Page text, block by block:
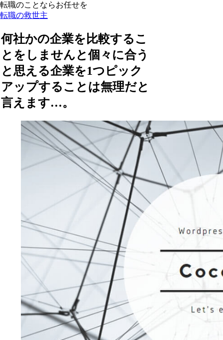
転職のことならお任せを
転職の救世主
何社かの企業を比較するこ
とをしませんと個々に合う
と思える企業を1つピック
アップすることは無理だと
言えます…。